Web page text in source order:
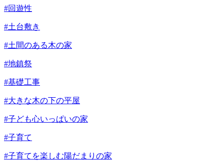
#回遊性
#土台敷き
#土間のある木の家
#地鎮祭
#基礎工事
#大きな木の下の平屋
#子ども心いっぱいの家
#子育て
#子育てを楽しむ陽だまりの家